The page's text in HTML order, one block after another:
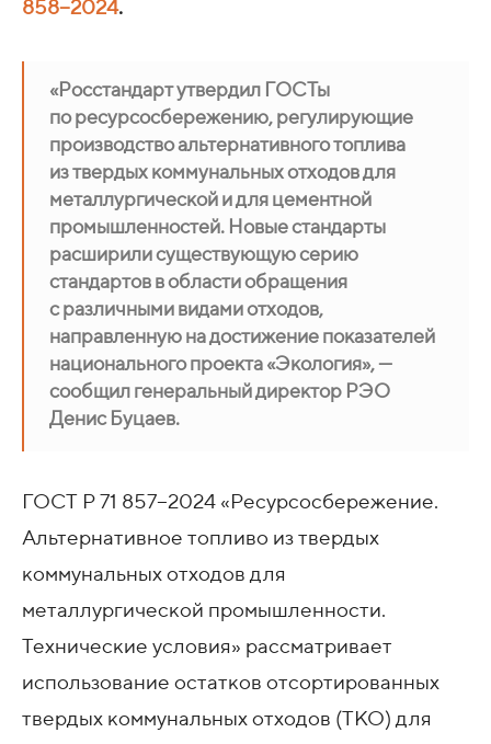
858−2024.
«Росстандарт утвердил ГОСТы
по ресурсосбережению, регулирующие
производство альтернативного топлива
из твердых коммунальных отходов для
металлургической и для цементной
промышленностей. Новые стандарты
расширили существующую серию
стандартов в области обращения
с различными видами отходов,
направленную на достижение показателей
национального проекта «Экология», —
сообщил генеральный директор РЭО
Денис Буцаев.
ГОСТ Р 71 857−2024 «Ресурсосбережение.
Альтернативное топливо из твердых
коммунальных отходов для
металлургической промышленности.
Технические условия» рассматривает
использование остатков отсортированных
твердых коммунальных отходов (ТКО) для